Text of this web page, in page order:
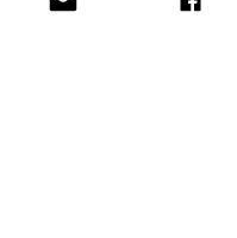
ook de aanvraag van de